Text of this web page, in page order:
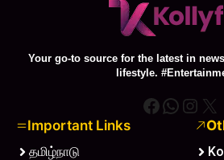
Your go-to source for the latest in
lifestyle.
Facebook
X
Important Links
தமிழ்நாடு